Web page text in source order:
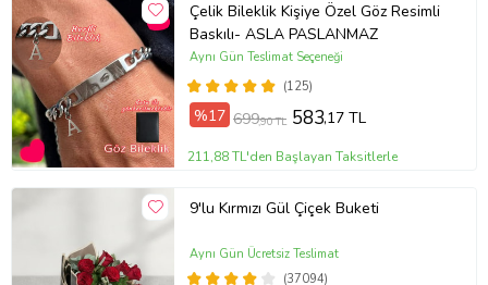
Çelik Bileklik Kişiye Özel Göz Resimli
Baskılı- ASLA PASLANMAZ
(125)
Aynı Gün Teslimat Seçeneği
%17 699,90 TL 583,17 TL
211,88 TL'den Başlayan Taksitlerle
9'lu Kırmızı Gül Çiçek Buketi
(37094)
Aynı Gün Ücretsiz Teslimat